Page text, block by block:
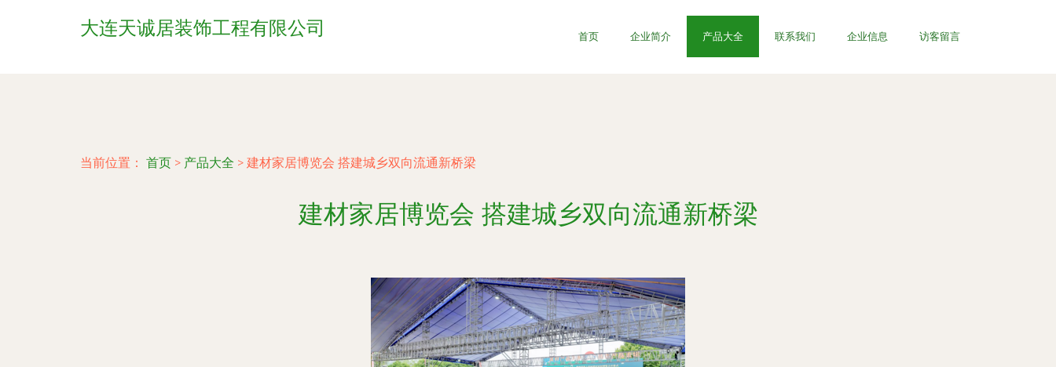
大连天诚居装饰工程有限公司 首页 企业简介 产品大全 联系我们 企业信息 访客留言
当前位置： 首页 > 产品大全 > 建材家居博览会 搭建城乡双向流通新桥梁
建材家居博览会 搭建城乡双向流通新桥梁